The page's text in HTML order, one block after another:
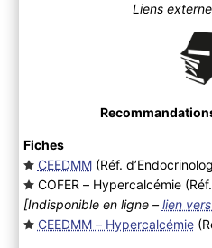
Liens
Fiches
CEEDMM(Réf.
COFER – Hypercalcémie
[Indisponible en ligne – lien
CEEDMM – Hypercalcémie